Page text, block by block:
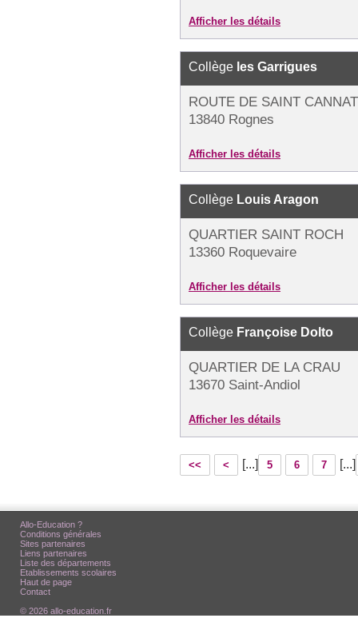
Afficher les détails
Collège les Garrigues
ROUTE DE SAINT CANNAT
13840 Rognes
Afficher les détails
Collège Louis Aragon
QUARTIER SAINT ROCH
13360 Roquevaire
Afficher les détails
Collège Françoise Dolto
QUARTIER DE LA CRAU
13670 Saint-Andiol
Afficher les détails
<< < [...] 5 6 7 [...]
Allo-Education ?
Conditions générales
Sites partenaires
Liens partenaires
Liste des départements
Etablissements scolaires
Haut de page
Contact
© 2026 allo-education.fr